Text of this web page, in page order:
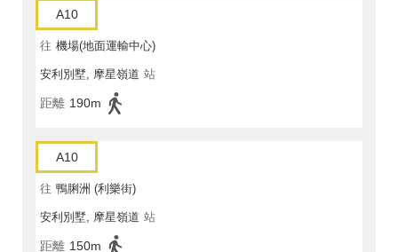
A10
往 機場(地面運輸中心)
安利別墅, 摩星嶺道 站
距離 190m
A10
往 鴨脷洲 (利樂街)
安利別墅, 摩星嶺道 站
距離 150m